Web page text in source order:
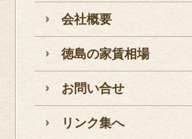
会社概要
徳島の家賃相場
お問い合せ
リンク集へ